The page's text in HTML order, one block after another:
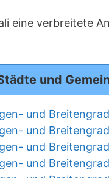
eine verbreitete
und
und
und
und
und